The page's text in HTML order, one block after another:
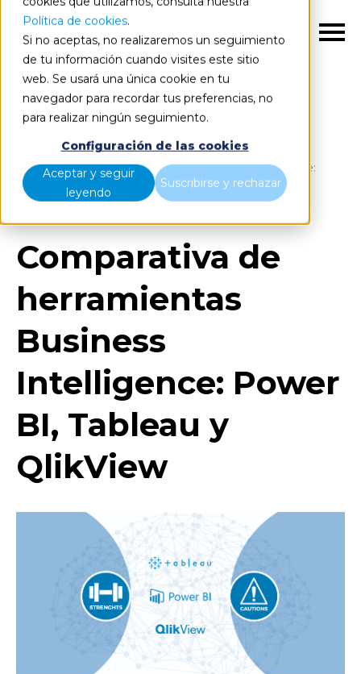
Política de cookies.
Si no aceptas, no realizaremos un seguimiento
de tu información cuando visites este sitio
web. Se usará una única cookie en tu
navegador para recordar tus preferencias, no
para realizar ningún seguimiento.
Configuración de las cookies
Aceptar y seguir
leyendo
Suscribirse y rechazar
ES
Comparativa de herramientas Business Intelligence:
Power BI, Tableau y QlikView
Comparativa de
herramientas
Business
Intelligence: Power
BI, Tableau y
QlikView